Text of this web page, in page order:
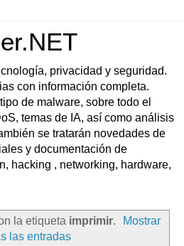
privacidad y seguridad.
con información completa.
de malware, sobre todo el
temas de IA, así como análisis
se tratarán novedades de
y documentación de
hacking , networking, hardware,
la etiqueta imprimir.
Mostrar
las entradas